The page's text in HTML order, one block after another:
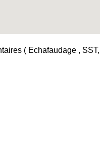
( Echafaudage ,